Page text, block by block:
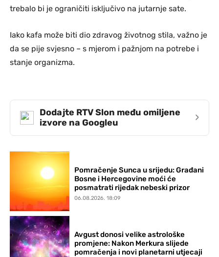
trebalo bi je ograničiti isključivo na jutarnje sate.
Iako kafa može biti dio zdravog životnog stila, važno je
da se pije svjesno – s mjerom i pažnjom na potrebe i
stanje organizma.
Dodajte RTV Slon među omiljene
izvore na Googleu
›
Pomračenje Sunca u srijedu: Građani
Bosne i Hercegovine moći će
posmatrati rijedak nebeski prizor
06.08.2026. 18:09
Avgust donosi velike astrološke
promjene: Nakon Merkura slijede
pomračenja i novi planetarni utjecaji